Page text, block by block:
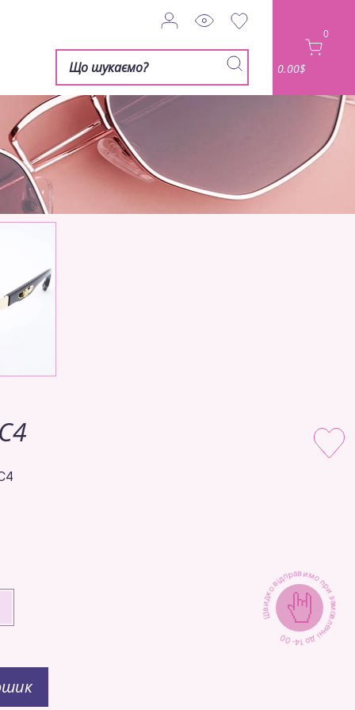
0
0.00$
Швидко відправимо при замовленні до 14-00